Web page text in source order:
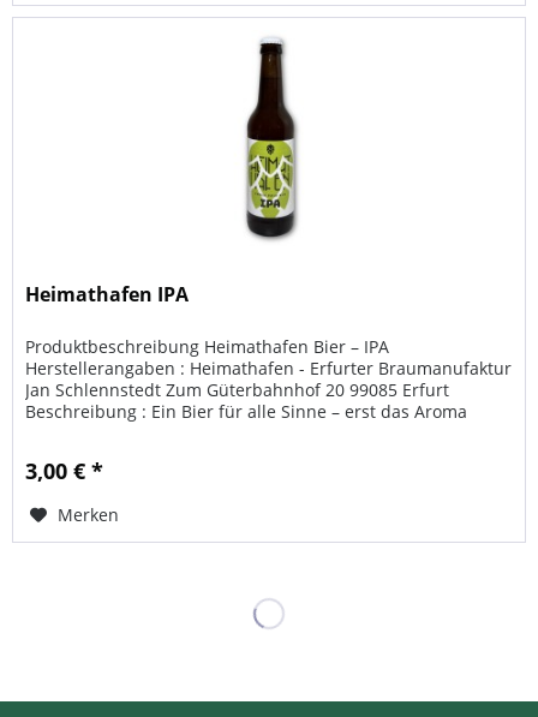
Heimathafen IPA
Produktbeschreibung Heimathafen Bier – IPA
Herstellerangaben : Heimathafen - Erfurter Braumanufaktur
Jan Schlennstedt Zum Güterbahnhof 20 99085 Erfurt
Beschreibung : Ein Bier für alle Sinne – erst das Aroma
3,00 € *
Merken